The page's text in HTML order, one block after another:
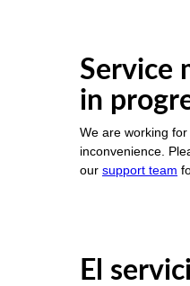
Service
in
We are working
inconvenience.
our support team
El